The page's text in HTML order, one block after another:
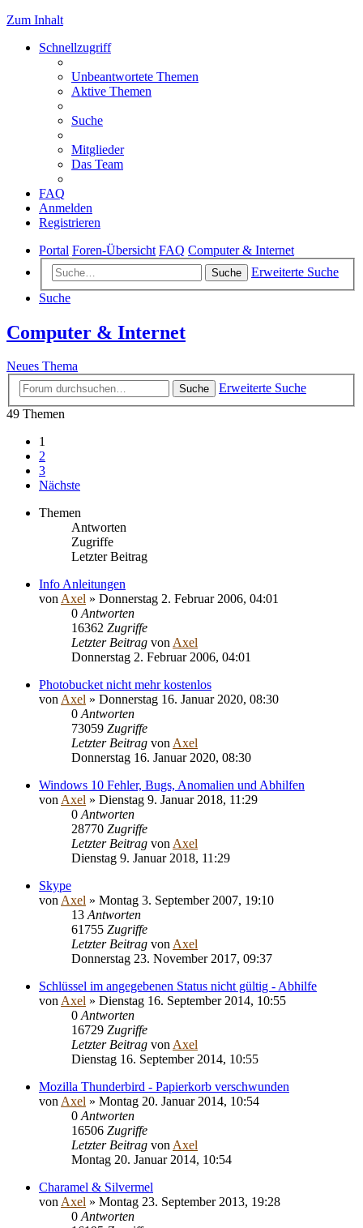
Zum Inhalt
Schnellzugriff
Unbeantwortete Themen
Aktive Themen
Suche
Mitglieder
Das Team
FAQ
Anmelden
Registrieren
Portal Foren-Übersicht FAQ Computer & Internet
Suche
Erweiterte Suche
Suche
Computer & Internet
Neues Thema
Suche
Erweiterte Suche
49 Themen
1
2
3
Nächste
Themen
Antworten
Zugriffe
Letzter Beitrag
Info Anleitungen
von Axel » Donnerstag 2. Februar 2006, 04:01
0 Antworten
16362 Zugriffe
Letzter Beitrag von Axel
Donnerstag 2. Februar 2006, 04:01
Photobucket nicht mehr kostenlos
von Axel » Donnerstag 16. Januar 2020, 08:30
0 Antworten
73059 Zugriffe
Letzter Beitrag von Axel
Donnerstag 16. Januar 2020, 08:30
Windows 10 Fehler, Bugs, Anomalien und Abhilfen
von Axel » Dienstag 9. Januar 2018, 11:29
0 Antworten
28770 Zugriffe
Letzter Beitrag von Axel
Dienstag 9. Januar 2018, 11:29
Skype
von Axel » Montag 3. September 2007, 19:10
13 Antworten
61755 Zugriffe
Letzter Beitrag von Axel
Donnerstag 23. November 2017, 09:37
Schlüssel im angegebenen Status nicht gültig - Abhilfe
von Axel » Dienstag 16. September 2014, 10:55
0 Antworten
16729 Zugriffe
Letzter Beitrag von Axel
Dienstag 16. September 2014, 10:55
Mozilla Thunderbird - Papierkorb verschwunden
von Axel » Montag 20. Januar 2014, 10:54
0 Antworten
16506 Zugriffe
Letzter Beitrag von Axel
Montag 20. Januar 2014, 10:54
Charamel & Silvermel
von Axel » Montag 23. September 2013, 19:28
0 Antworten